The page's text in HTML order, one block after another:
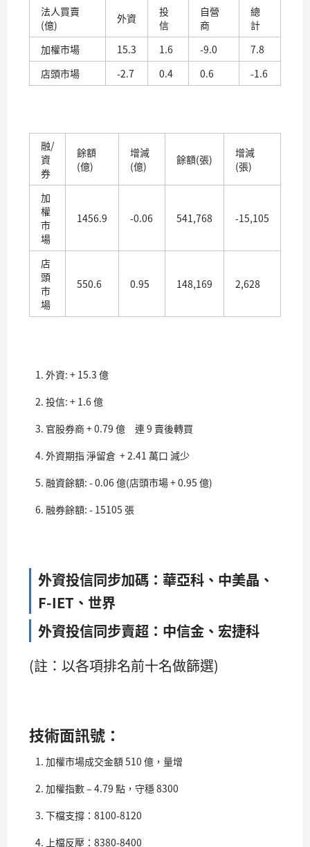
法人買賣
(億)
外資
投
信
自營
商
總
計
加權市場
15.3 1.6 -9.0
7.8
店頭市場
-2.7 0.4 0.6 -1.6
融/
資
券
餘額
(億)
增減
(億)
餘額(張)
增減
(張)
加
權
市
場
1456.9 -0.06 541,768 -15,105
店
頭
市
場
550.6 0.95 148,169 2,628
外資: + 15.3 億
投信: + 1.6 億
官股券商 + 0.79 億 連 9 賣後轉買
外資期指 淨留倉 + 2.41 萬口 減少
融資餘額: - 0.06 億(店頭市場 + 0.95 億)
融券餘額: - 15105 張
外資投信同步加碼：華亞科、中美晶、
F-IET、世界
外資投信同步賣超：中信金、宏捷科
(註：以各項排名前十名做篩選)
技術面訊號：
加權市場成交金額 510 億，量增
加權指數 – 4.79 點，守穩 8300
下檔支撐：8100-8120
上檔反壓：8380-8400